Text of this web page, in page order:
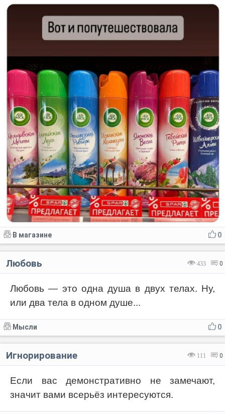
0
В магазине
433 0
Любовь
Любовь — это одна душа в двух телах. Ну,
или два тела в одном душе...
0
Мысли
111 0
Игнорирование
Если вас демонстративно не замечают,
значит вами всерьёз интересуются.